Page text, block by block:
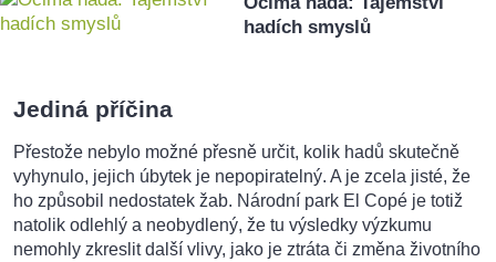
hadích smyslů
Jediná příčina
Přestože nebylo možné přesně určit, kolik hadů skutečně
vyhynulo, jejich úbytek je nepopiratelný. A je zcela jisté, že
ho způsobil nedostatek žab. Národní park El Copé je totiž
natolik odlehlý a neobydlený, že tu výsledky výzkumu
nemohly zkreslit další vlivy, jako je ztráta či změna životního